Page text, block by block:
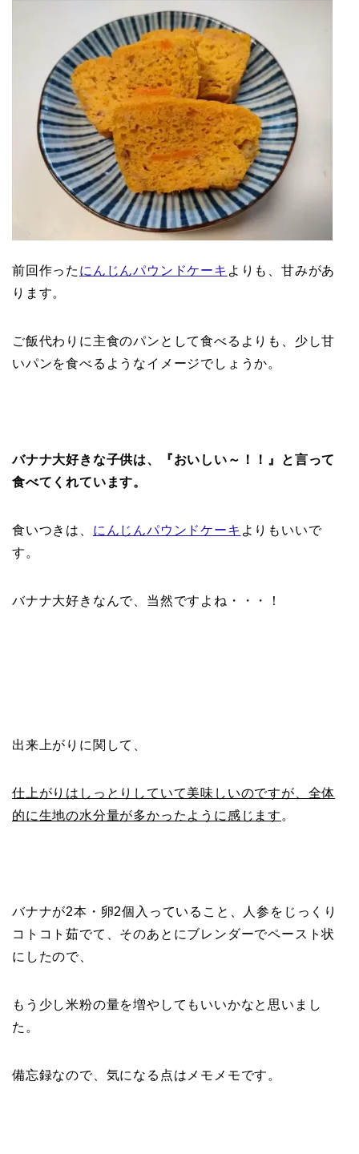
前回作った にんじんパウンドケーキ よりも、甘みがあ
ります。
ご飯代わりに主食のパンとして食べるよりも、少し甘
いパンを食べるようなイメージでしょうか。
バナナ大好きな子供は、『おいしい～！！』と言って
食べてくれています。
食いつきは、 にんじんパウンドケーキ よりもいいで
す。
バナナ大好きなんで、当然ですよね・・・！
出来上がりに関して、
仕上がりはしっとりしていて美味しいのですが、全体
的に生地の水分量が多かったように感じます 。
バナナが2本・卵2個入っていること、人参をじっくり
コトコト茹でて、そのあとにブレンダーでペースト状
にしたので、
もう少し米粉の量を増やしてもいいかなと思いまし
た。
備忘録なので、気になる点はメモメモです。